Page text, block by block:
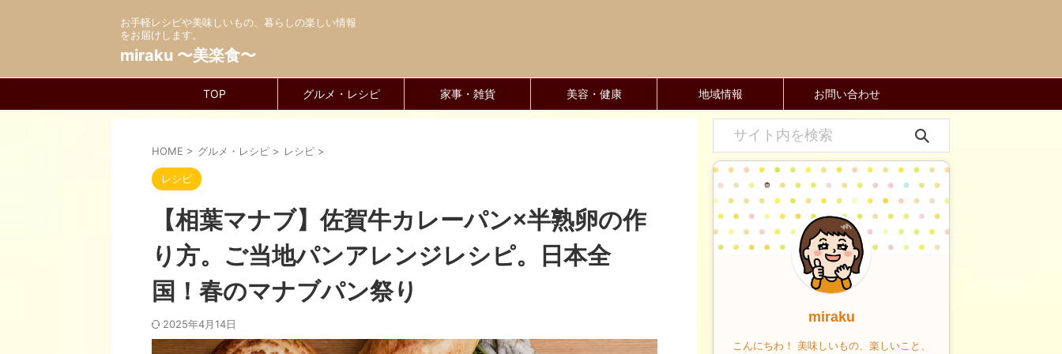
お手軽レシピや美味しいもの、暮らしの楽しい情報
をお届けします。
miraku 〜美楽食〜
TOP グルメ・レシピ 家事・雑貨 美容・健康 地域情報 お問い合わせ
HOME > グルメ・レシピ > レシピ >
レシピ
【相葉マナブ】佐賀牛カレーパン×半熟卵の作
り方。ご当地パンアレンジレシピ。日本全
国！春のマナブパン祭り
2025年4月14日 miraku
こんにちわ！ 美味しいもの、楽しいこと、